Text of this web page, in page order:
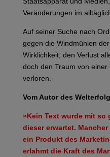
Veränderungen im
Auf seiner Suche nach
gegen die Windmühlen
Wirklichkeit, den Verlust
doch den Traum von
verloren.
Vom Autor des
»Kein Text wurde mit so
dieser erwartet.
ein Produkt des
erlahmt die Kraft des